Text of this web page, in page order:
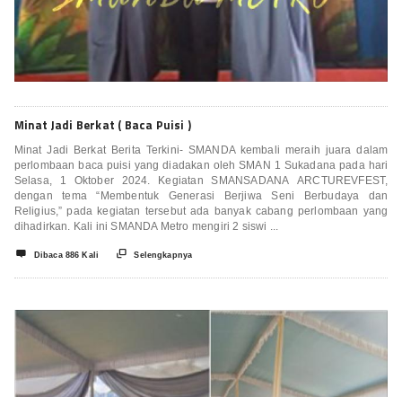
Minat Jadi Berkat ( Baca Puisi )
Minat Jadi Berkat Berita Terkini- SMANDA kembali meraih juara dalam
perlombaan baca puisi yang diadakan oleh SMAN 1 Sukadana pada hari
Selasa, 1 Oktober 2024. Kegiatan SMANSADANA ARCTUREVFEST,
dengan tema “Membentuk Generasi Berjiwa Seni Berbudaya dan
Religius,” pada kegiatan tersebut ada banyak cabang perlombaan yang
dihadirkan. Kali ini SMANDA Metro mengiri 2 siswi ...
 Dibaca 886 Kali  Selengkapnya